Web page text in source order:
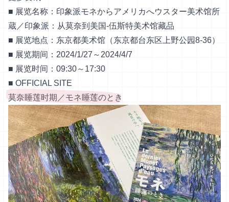
■ 展览名称：印象派モネからアメリカへウスター美术馆所
蔵／印象派：从莫奈到美国-伍斯特美术馆藏品
■ 展览地点：东京都美术馆（东京都台东区上野公园8-36）
■ 展览期间：2024/1/27～2024/4/7
■ 展览时间：09:30～17:30
■ OFFICIAL SITE
莫奈睡莲时期／モネ睡莲のとき